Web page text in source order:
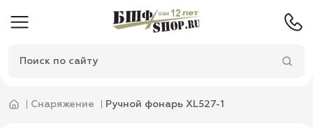
Снаряжение Ручной фонарь XL527-1